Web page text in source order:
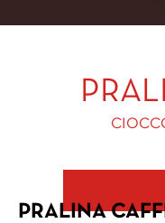
PRALINA